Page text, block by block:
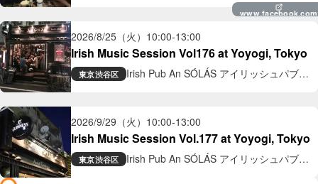
www.facebook.com
2026/8/25（火） 10:00-13:00
Irish Music Session Vol176 at Yoyogi, Tokyo
東京渋谷区
Irish Pub An SÓLÁS アイリッシュパブ
2026/9/29（火） 10:00-13:00
Irish Music Session Vol.177 at Yoyogi, Tokyo
東京渋谷区
Irish Pub An SÓLÁS アイリッシュパブ